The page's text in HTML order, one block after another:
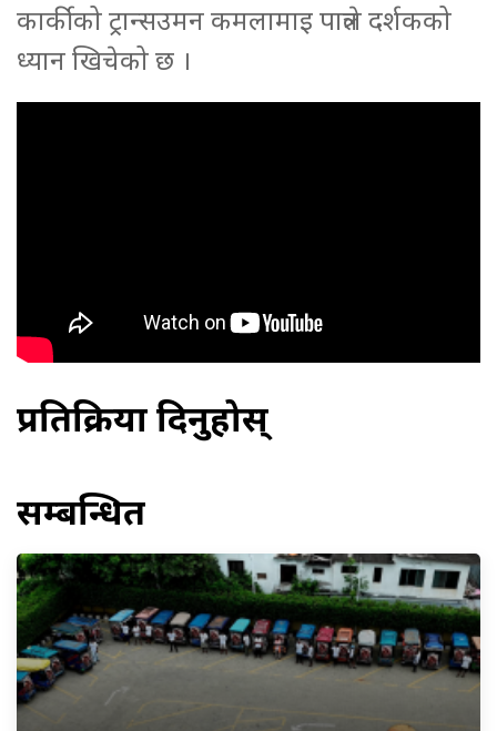
कार्कीको ट्रान्सउमन कमलामाइ पात्रले दर्शकको
ध्यान खिचेको छ ।
प्रतिक्रिया दिनुहोस्
सम्बन्धित